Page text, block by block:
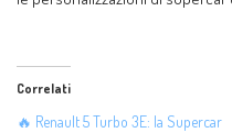
Correlati
🔥 Renault 5 Turbo 3E: la Supercar